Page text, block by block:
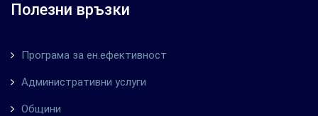
Полезни връзки
Програма за ен.ефективност
Административни услуги
Общини